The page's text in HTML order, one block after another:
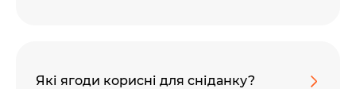
Які ягоди корисні для сніданку?